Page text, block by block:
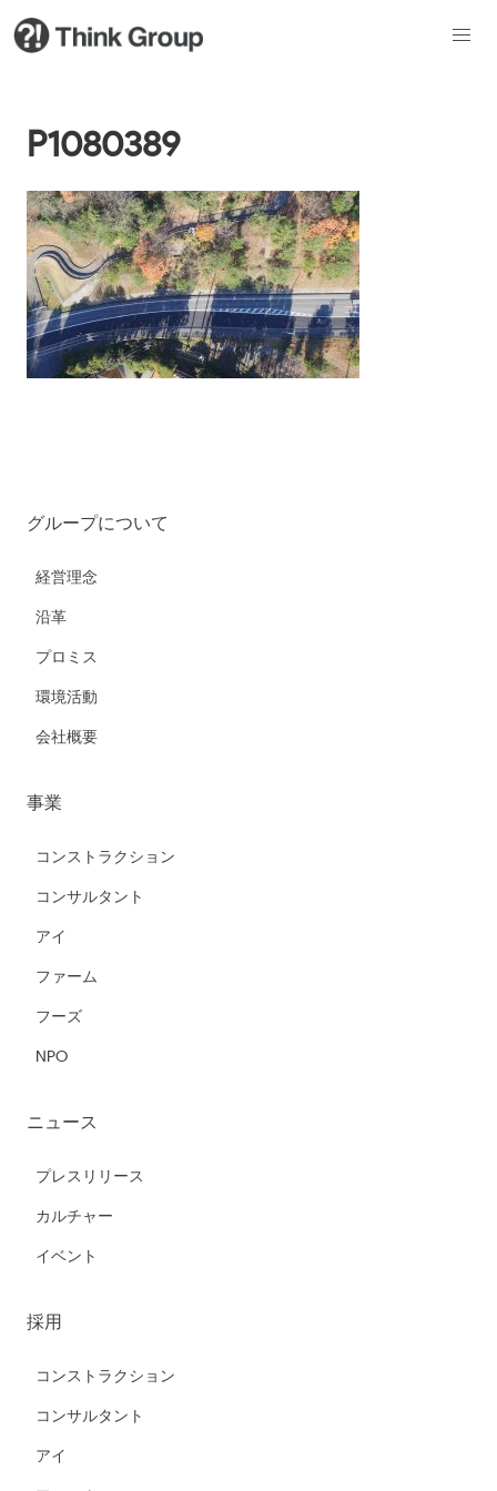
P1080389
グループについて
経営理念
沿革
プロミス
環境活動
会社概要
事業
コンストラクション
コンサルタント
アイ
ファーム
フーズ
NPO
ニュース
プレスリリース
カルチャー
イベント
採用
コンストラクション
コンサルタント
アイ